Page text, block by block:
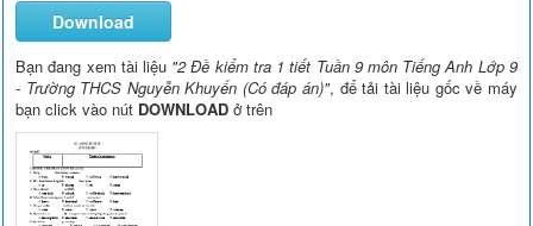
Download
Bạn đang xem tài liệu "2 Đề kiểm tra 1 tiết Tuần 9 môn Tiếng Anh Lớp 9
- Trường THCS Nguyễn Khuyến (Có đáp án)", để tải tài liệu gốc về máy
bạn click vào nút DOWNLOAD ở trên